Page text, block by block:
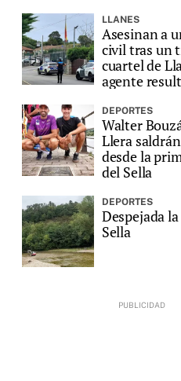
LLANES
Asesinan a
civil tras un
cuartel de
agente
DEPORTES
Walter
Llera
desde la
del Sella
DEPORTES
Despejada
Sella